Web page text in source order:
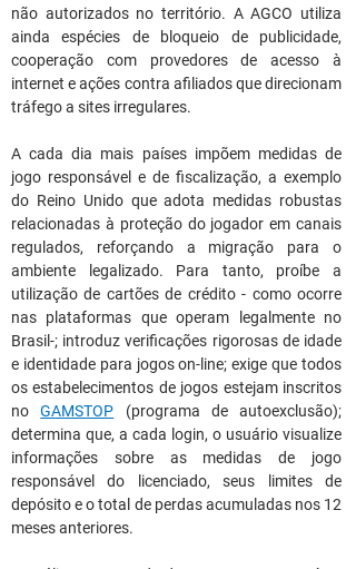
não autorizados no território. A AGCO utiliza
ainda espécies de bloqueio de publicidade,
cooperação com provedores de acesso à
internet e ações contra afiliados que direcionam
tráfego a sites irregulares.
A cada dia mais países impõem medidas de
jogo responsável e de fiscalização, a exemplo
do Reino Unido que adota medidas robustas
relacionadas à proteção do jogador em canais
regulados, reforçando a migração para o
ambiente legalizado. Para tanto, proíbe a
utilização de cartões de crédito - como ocorre
nas plataformas que operam legalmente no
Brasil-; introduz verificações rigorosas de idade
e identidade para jogos on-line; exige que todos
os estabelecimentos de jogos estejam inscritos
no GAMSTOP
(programa de autoexclusão);
determina que, a cada login, o usuário visualize
informações sobre as medidas de jogo
responsável do licenciado, seus limites de
depósito e o total de perdas acumuladas nos 12
meses anteriores.